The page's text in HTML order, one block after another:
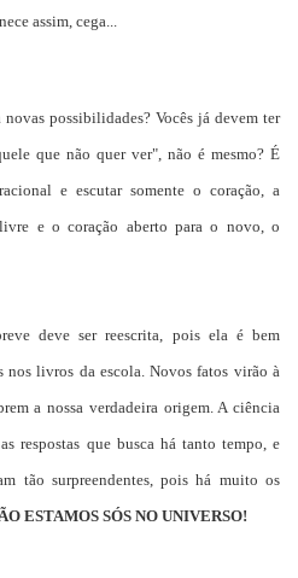
assim, cega...
possibilidades? Vocês já devem ter
que não quer ver", não é mesmo? É
e escutar somente o coração, a
e o coração aberto para o novo, o
deve ser reescrita, pois ela é bem
nos livros da escola. Novos fatos virão à
a nossa verdadeira origem. A ciência
respostas que busca há tanto tempo, e
tão surpreendentes, pois há muito os
ESTAMOS SÓS NO UNIVERSO!